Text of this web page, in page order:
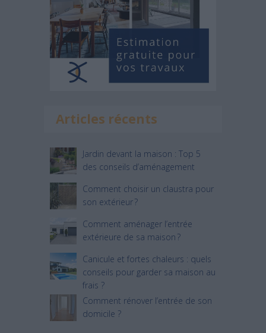
Articles récents
Jardin devant la maison : Top 5
des conseils d’aménagement
Comment choisir un claustra pour
son extérieur ?
Comment aménager l’entrée
extérieure de sa maison ?
Canicule et fortes chaleurs : quels
conseils pour garder sa maison au
frais ?
Comment rénover l’entrée de son
domicile ?